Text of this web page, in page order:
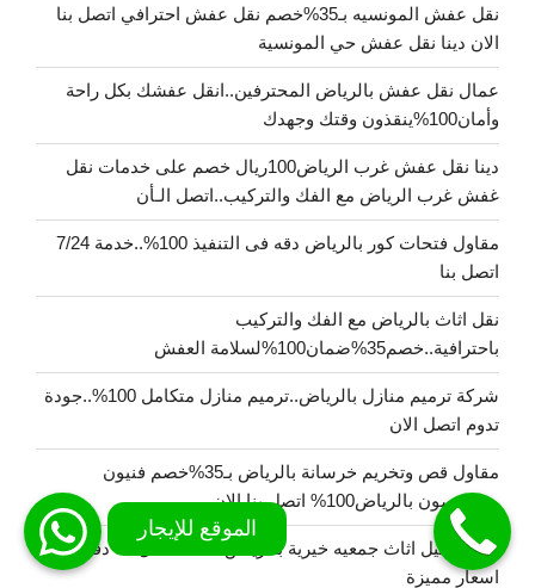
نقل عفش المونسيه بـ35%خصم نقل عفش احترافي اتصل بنا
الان دينا نقل عفش حي المونسية
عمال نقل عفش بالرياض المحترفين..انقل عفشك بكل راحة
وأمان100%ينقذون وقتك وجهدك
دينا نقل عفش غرب الرياض100ريال خصم على خدمات نقل
غفش غرب الرياض مع الفك والتركيب..اتصل الـأن
مقاول فتحات كور بالرياض دقه فى التنفيذ 100%..خدمة 7/24
اتصل بنا
نقل اثاث بالرياض مع الفك والتركيب
باحترافية..خصم35%ضمان100%لسلامة العفش
شركة ترميم منازل بالرياض..ترميم منازل متكامل 100%..جودة
تدوم اتصل الان
مقاول قص وتخريم خرسانة بالرياض بـ35%خصم فنيون
متخصصون بالرياض100% اتصل بنا الان
دينا توصيل اثاث جمعيه خيرية بالرياض نصلك خلال 30 دقيقة
اسعار مميزة